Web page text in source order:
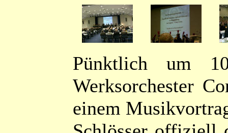
Pünktlich um
Werksorchester
einem